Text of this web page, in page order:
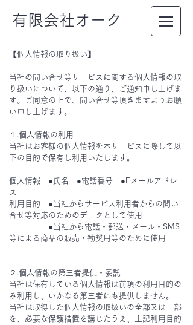
有限会社オーク
【個人情報の取り扱い】
当社の問い合せ等サービスに関する個人情報の取
り扱いについて、以下の通り、ご通知申し上げま
す。ご同意の上で、問い合せ等頂きますようお願
い申し上げます。
１.個人情報の利用
当社はお客様の個人情報を本サービスに際して以
下の目的で保有し利用いたします。
個人情報 ●氏名 ●電話番号 ●Eメールアドレ
ス
利用目的 ●当社からサービス利用者からの問い
合せ等対応のためのデータとして使用
●当社から電話・郵送・メール・SMS
等による商品の販売・勧奨用等のために使用
２.個人情報の第三者提供・委託
当社は保有している個人情報は前項の利用目的の
み利用し、いかなる第三者にも提供しません。
当社は取得した個人情報の取扱いの全部又は一部
を、必要な保護措置を講じたうえ、上記利用目的